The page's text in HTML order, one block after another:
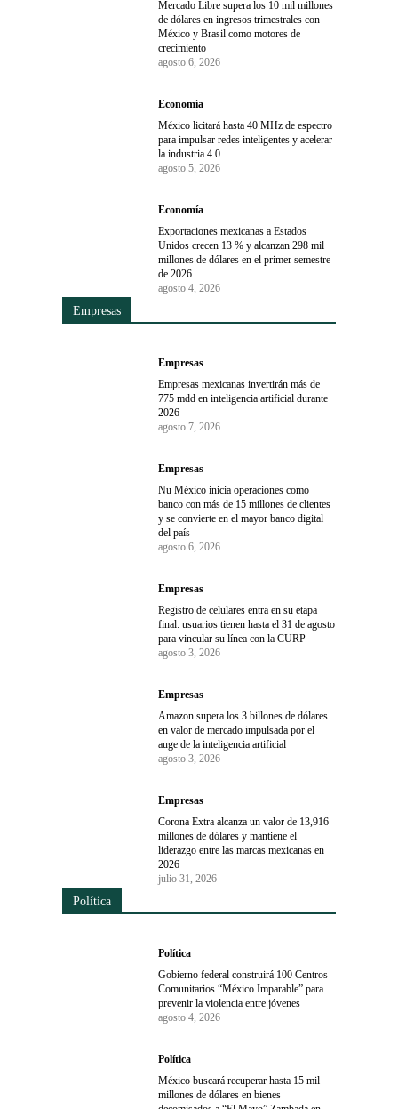
Mercado Libre supera los 10 mil millones
de dólares en ingresos trimestrales con
México y Brasil como motores de
crecimiento
agosto 6, 2026
Economía
México licitará hasta 40 MHz de espectro
para impulsar redes inteligentes y acelerar
la industria 4.0
agosto 5, 2026
Economía
Exportaciones mexicanas a Estados
Unidos crecen 13 % y alcanzan 298 mil
millones de dólares en el primer semestre
de 2026
agosto 4, 2026
Empresas
Empresas
Empresas mexicanas invertirán más de
775 mdd en inteligencia artificial durante
2026
agosto 7, 2026
Empresas
Nu México inicia operaciones como
banco con más de 15 millones de clientes
y se convierte en el mayor banco digital
del país
agosto 6, 2026
Empresas
Registro de celulares entra en su etapa
final: usuarios tienen hasta el 31 de agosto
para vincular su línea con la CURP
agosto 3, 2026
Empresas
Amazon supera los 3 billones de dólares
en valor de mercado impulsada por el
auge de la inteligencia artificial
agosto 3, 2026
Empresas
Corona Extra alcanza un valor de 13,916
millones de dólares y mantiene el
liderazgo entre las marcas mexicanas en
2026
julio 31, 2026
Política
Política
Gobierno federal construirá 100 Centros
Comunitarios “México Imparable” para
prevenir la violencia entre jóvenes
agosto 4, 2026
Política
México buscará recuperar hasta 15 mil
millones de dólares en bienes